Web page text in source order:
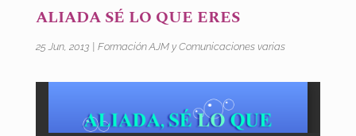
ALIADA SÉ LO QUE ERES
25 Jun, 2013 Formación AJM y Comunicaciones varias